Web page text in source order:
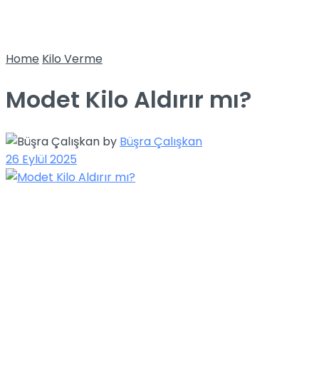
Home Kilo Verme
Modet Kilo Aldırır mı?
by Büşra Çalışkan
26 Eylül 2025